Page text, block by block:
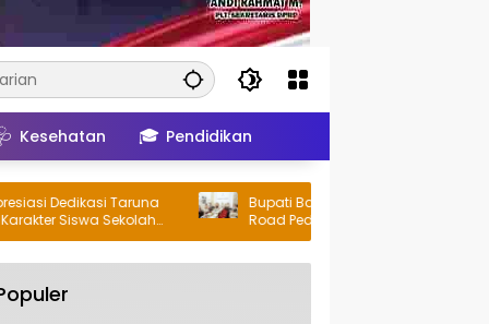
Kesehatan 🎓 Pendidikan
Bupati Barru Dukung Bhayangkara Off
Road Peduli Seri V, Lappa Laona Siap
Sambut Ratusan Peserta